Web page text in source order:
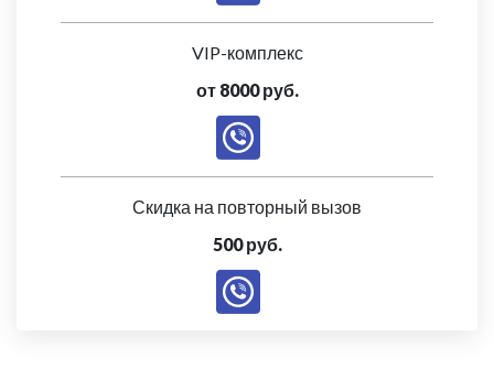
VIP-комплекс
от 8000 руб.
Скидка на повторный вызов
500 руб.